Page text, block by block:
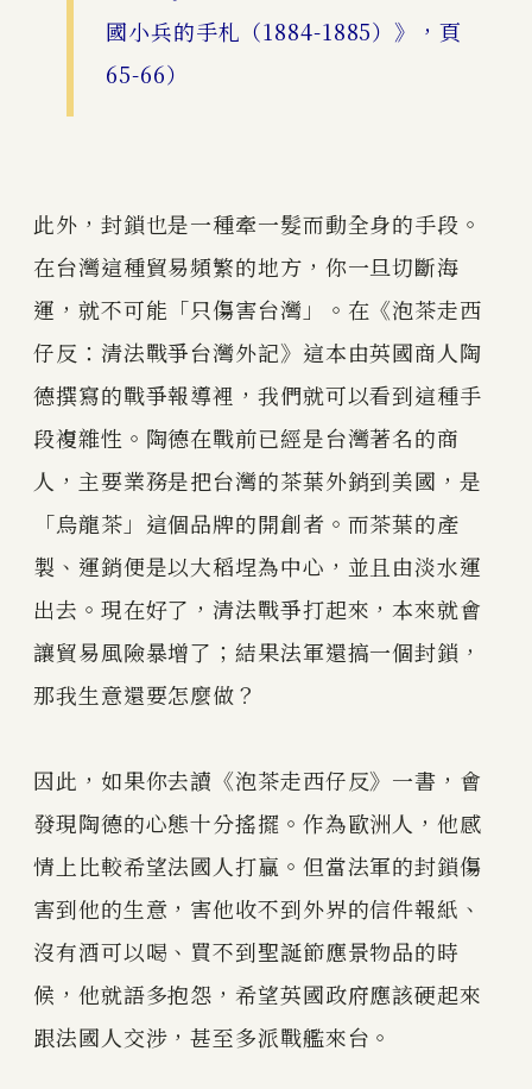
國小兵的手札（1884-1885）》，頁
65-66）
此外，封鎖也是一種牽一髮而動全身的手段。
在台灣這種貿易頻繁的地方，你一旦切斷海
運，就不可能「只傷害台灣」。在《泡茶走西
仔反：清法戰爭台灣外記》這本由英國商人陶
德撰寫的戰爭報導裡，我們就可以看到這種手
段複雜性。陶德在戰前已經是台灣著名的商
人，主要業務是把台灣的茶葉外銷到美國，是
「烏龍茶」這個品牌的開創者。而茶葉的產
製、運銷便是以大稻埕為中心，並且由淡水運
出去。現在好了，清法戰爭打起來，本來就會
讓貿易風險暴增了；結果法軍還搞一個封鎖，
那我生意還要怎麼做？
因此，如果你去讀《泡茶走西仔反》一書，會
發現陶德的心態十分搖擺。作為歐洲人，他感
情上比較希望法國人打贏。但當法軍的封鎖傷
害到他的生意，害他收不到外界的信件報紙、
沒有酒可以喝、買不到聖誕節應景物品的時
候，他就語多抱怨，希望英國政府應該硬起來
跟法國人交涉，甚至多派戰艦來台。